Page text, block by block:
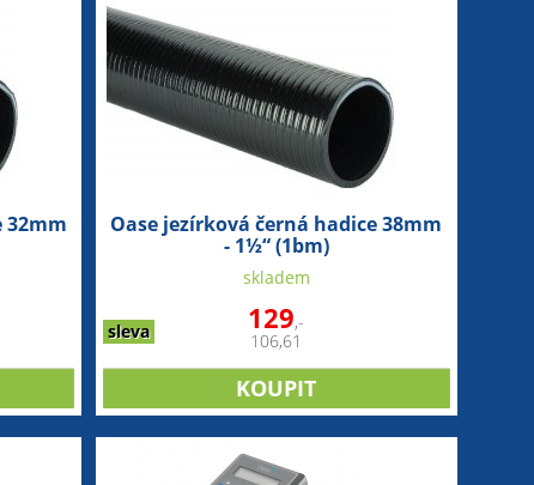
32mm
Oase jezírková černá hadice 38mm
- 1½“ (1bm)
sleva
skladem
129,-
106,61